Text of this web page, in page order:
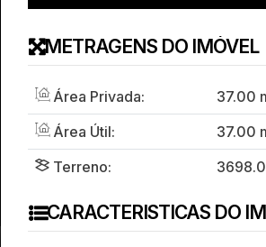
METRAGENS DO IMÓVEL
Área Privada: 37.00
Área Útil:
37.00
Terreno:
3698
CARACTERISTICAS DO